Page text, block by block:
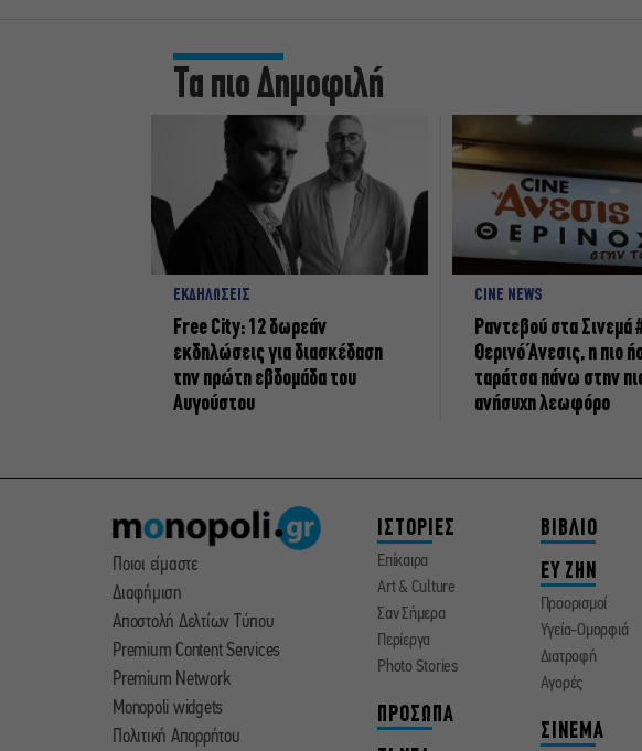
Τα πιο Δημοφιλή
ΕΚΔΗΛΩΣΕΙΣ
Free City: 12 δωρεάν
εκδηλώσεις για διασκέδαση
την πρώτη εβδομάδα του
Αυγούστου
CINE NEWS
Ραντεβού στα Σινεμά
Θερινό Άνεσις, η πιο
ταράτσα πάνω στην
ανήσυχη λεωφόρο
Ποιοι είμαστε
Διαφήμιση
Αποστολή Δελτίων Τύπου
Premium Content Services
Premium Network
Monopoli widgets
Πολιτική Απορρήτου
ΙΣΤΟΡΙΕΣ
Επίκαιρα
Art & Culture
Σαν Σήμερα
Περίεργα
Photo Stories
ΠΡΟΣΩΠΑ
ΒΙΒΛΙΟ
ΕΥ ΖΗΝ
Προορισμοί
Υγεία-Ομορφιά
Διατροφή
Αγορές
ΣΙΝΕΜΑ